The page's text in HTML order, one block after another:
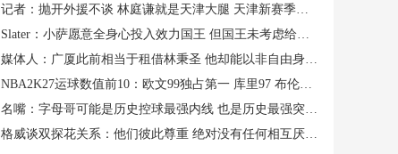
记者：抛开外援不谈 林庭谦就是天津大腿 天津新赛季有点难
Slater：小萨愿意全身心投入效力国王 但国王未考虑给他提供新约
媒体人：广厦此前相当于租借林秉圣 他却能以非自由身参加CBA选秀
NBA2K27运球数值前10：欧文99独占第一 库里97 布伦森&SGA96
名嘴：字母哥可能是历史控球最强内线 也是历史最强突破型大个子
格威谈双探花关系：他们彼此尊重 绝对没有任何相互厌恶的情绪